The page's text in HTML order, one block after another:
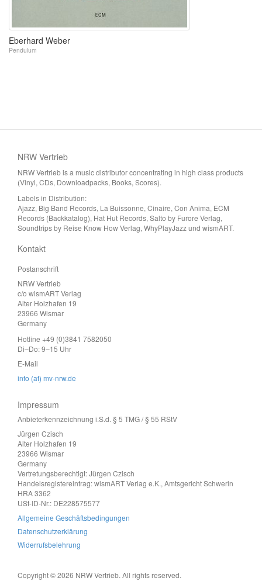
Eberhard Weber
Pendulum
NRW Vertrieb
NRW Vertrieb is a music distributor concentrating in high class products
(Vinyl, CDs, Downloadpacks, Books, Scores).
Labels in Distribution:
Ajazz, Big Band Records, La Buissonne, Cinaire, Con Anima, ECM
Records (Backkatalog), Hat Hut Records, Salto by Furore Verlag,
Soundtrips by Reise Know How Verlag, WhyPlayJazz und wismART.
Kontakt
Postanschrift
NRW Vertrieb
c/o wismART Verlag
Alter Holzhafen 19
23966 Wismar
Germany
Hotline +49 (0)3841 7582050
Di–Do: 9–15 Uhr
E-Mail
info (at) mv-nrw.de
Impressum
Anbieterkennzeichnung i.S.d. § 5 TMG / § 55 RStV
Jürgen Czisch
Alter Holzhafen 19
23966 Wismar
Germany
Vertretungsberechtigt: Jürgen Czisch
Handelsregistereintrag: wismART Verlag e.K., Amtsgericht Schwerin
HRA 3362
USt-ID-Nr.: DE228575577
Allgemeine Geschäftsbedingungen
Datenschutzerklärung
Widerrufsbelehrung
Copyright © 2026 NRW Vertrieb. All rights reserved.